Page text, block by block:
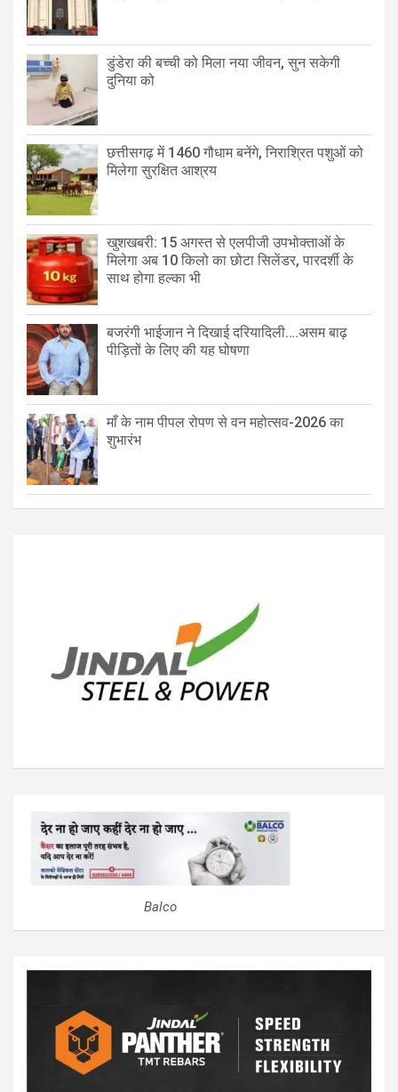
डुंडेरा की बच्ची को मिला नया जीवन, सुन सकेगी
दुनिया को
छत्तीसगढ़ में 1460 गौधाम बनेंगे, निराश्रित पशुओं को
मिलेगा सुरक्षित आश्रय
खुशखबरी: 15 अगस्त से एलपीजी उपभोक्ताओं के
मिलेगा अब 10 किलो का छोटा सिलेंडर, पारदर्शी के
साथ होगा हल्का भी
बजरंगी भाईजान ने दिखाई दरियादिली….असम बाढ़
पीड़ितों के लिए की यह घोषणा
माँ के नाम पीपल रोपण से वन महोत्सव-2026 का
शुभारंभ
Balco